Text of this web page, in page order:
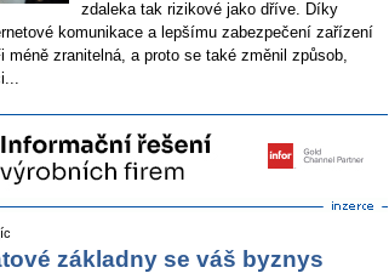
zdaleka tak rizikové jako dříve. Díky
komunikace a lepšímu zabezpečení zařízení
méně zranitelná, a proto se také změnil způsob,
základny se váš byznys